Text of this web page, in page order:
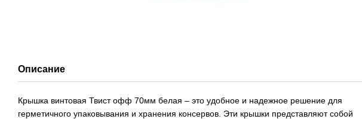
Описание
Крышка винтовая Твист офф 70мм белая – это удобное и надежное решение для
герметичного упаковывания и хранения консервов. Эти крышки представляют собой